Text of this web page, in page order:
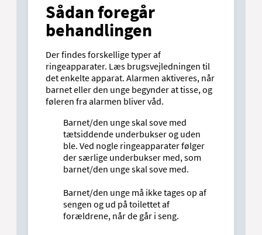
Sådan foregår
behandlingen
Der findes forskellige typer af
ringeapparater. Læs brugsvejledningen til
det enkelte apparat. Alarmen aktiveres, når
barnet eller den unge begynder at tisse, og
føleren fra alarmen bliver våd.
Barnet/den unge skal sove med
tætsiddende underbukser og uden
ble. Ved nogle ringeapparater følger
der særlige underbukser med, som
barnet/den unge skal sove med.
Barnet/den unge må ikke tages op af
sengen og ud på toilettet af
forældrene, når de går i seng.